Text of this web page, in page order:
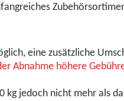
eine zusätzliche
Abnahme höhere
kg jedoch nicht mehr als